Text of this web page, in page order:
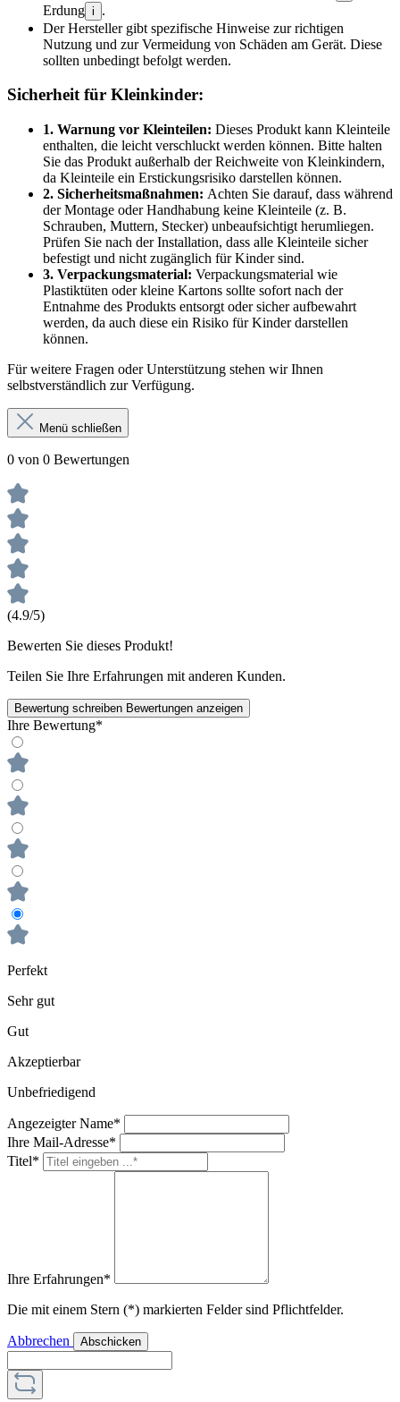
Erdung i
.
Der Hersteller gibt spezifische Hinweise zur richtigen
Nutzung und zur Vermeidung von Schäden am Gerät. Diese
sollten unbedingt befolgt werden.
Sicherheit für Kleinkinder:
1. Warnung vor Kleinteilen: Dieses Produkt kann Kleinteile
enthalten, die leicht verschluckt werden können. Bitte halten
Sie das Produkt außerhalb der Reichweite von Kleinkindern,
da Kleinteile ein Erstickungsrisiko darstellen können.
2. Sicherheitsmaßnahmen: Achten Sie darauf, dass während
der Montage oder Handhabung keine Kleinteile (z. B.
Schrauben, Muttern, Stecker) unbeaufsichtigt herumliegen.
Prüfen Sie nach der Installation, dass alle Kleinteile sicher
befestigt und nicht zugänglich für Kinder sind.
3. Verpackungsmaterial: Verpackungsmaterial wie
Plastiktüten oder kleine Kartons sollte sofort nach der
Entnahme des Produkts entsorgt oder sicher aufbewahrt
werden, da auch diese ein Risiko für Kinder darstellen
können.
Für weitere Fragen oder Unterstützung stehen wir Ihnen
selbstverständlich zur Verfügung.
Menü schließen
0 von 0 Bewertungen
(4.9/5)
Bewerten Sie dieses Produkt!
Teilen Sie Ihre Erfahrungen mit anderen Kunden.
Bewertung schreiben Bewertungen anzeigen
Ihre Bewertung*
Perfekt
Sehr gut
Gut
Akzeptierbar
Unbefriedigend
Angezeigter Name*
Ihre Mail-Adresse*
Titel*
Ihre Erfahrungen*
Die mit einem Stern (*) markierten Felder sind Pflichtfelder.
Abbrechen Abschicken